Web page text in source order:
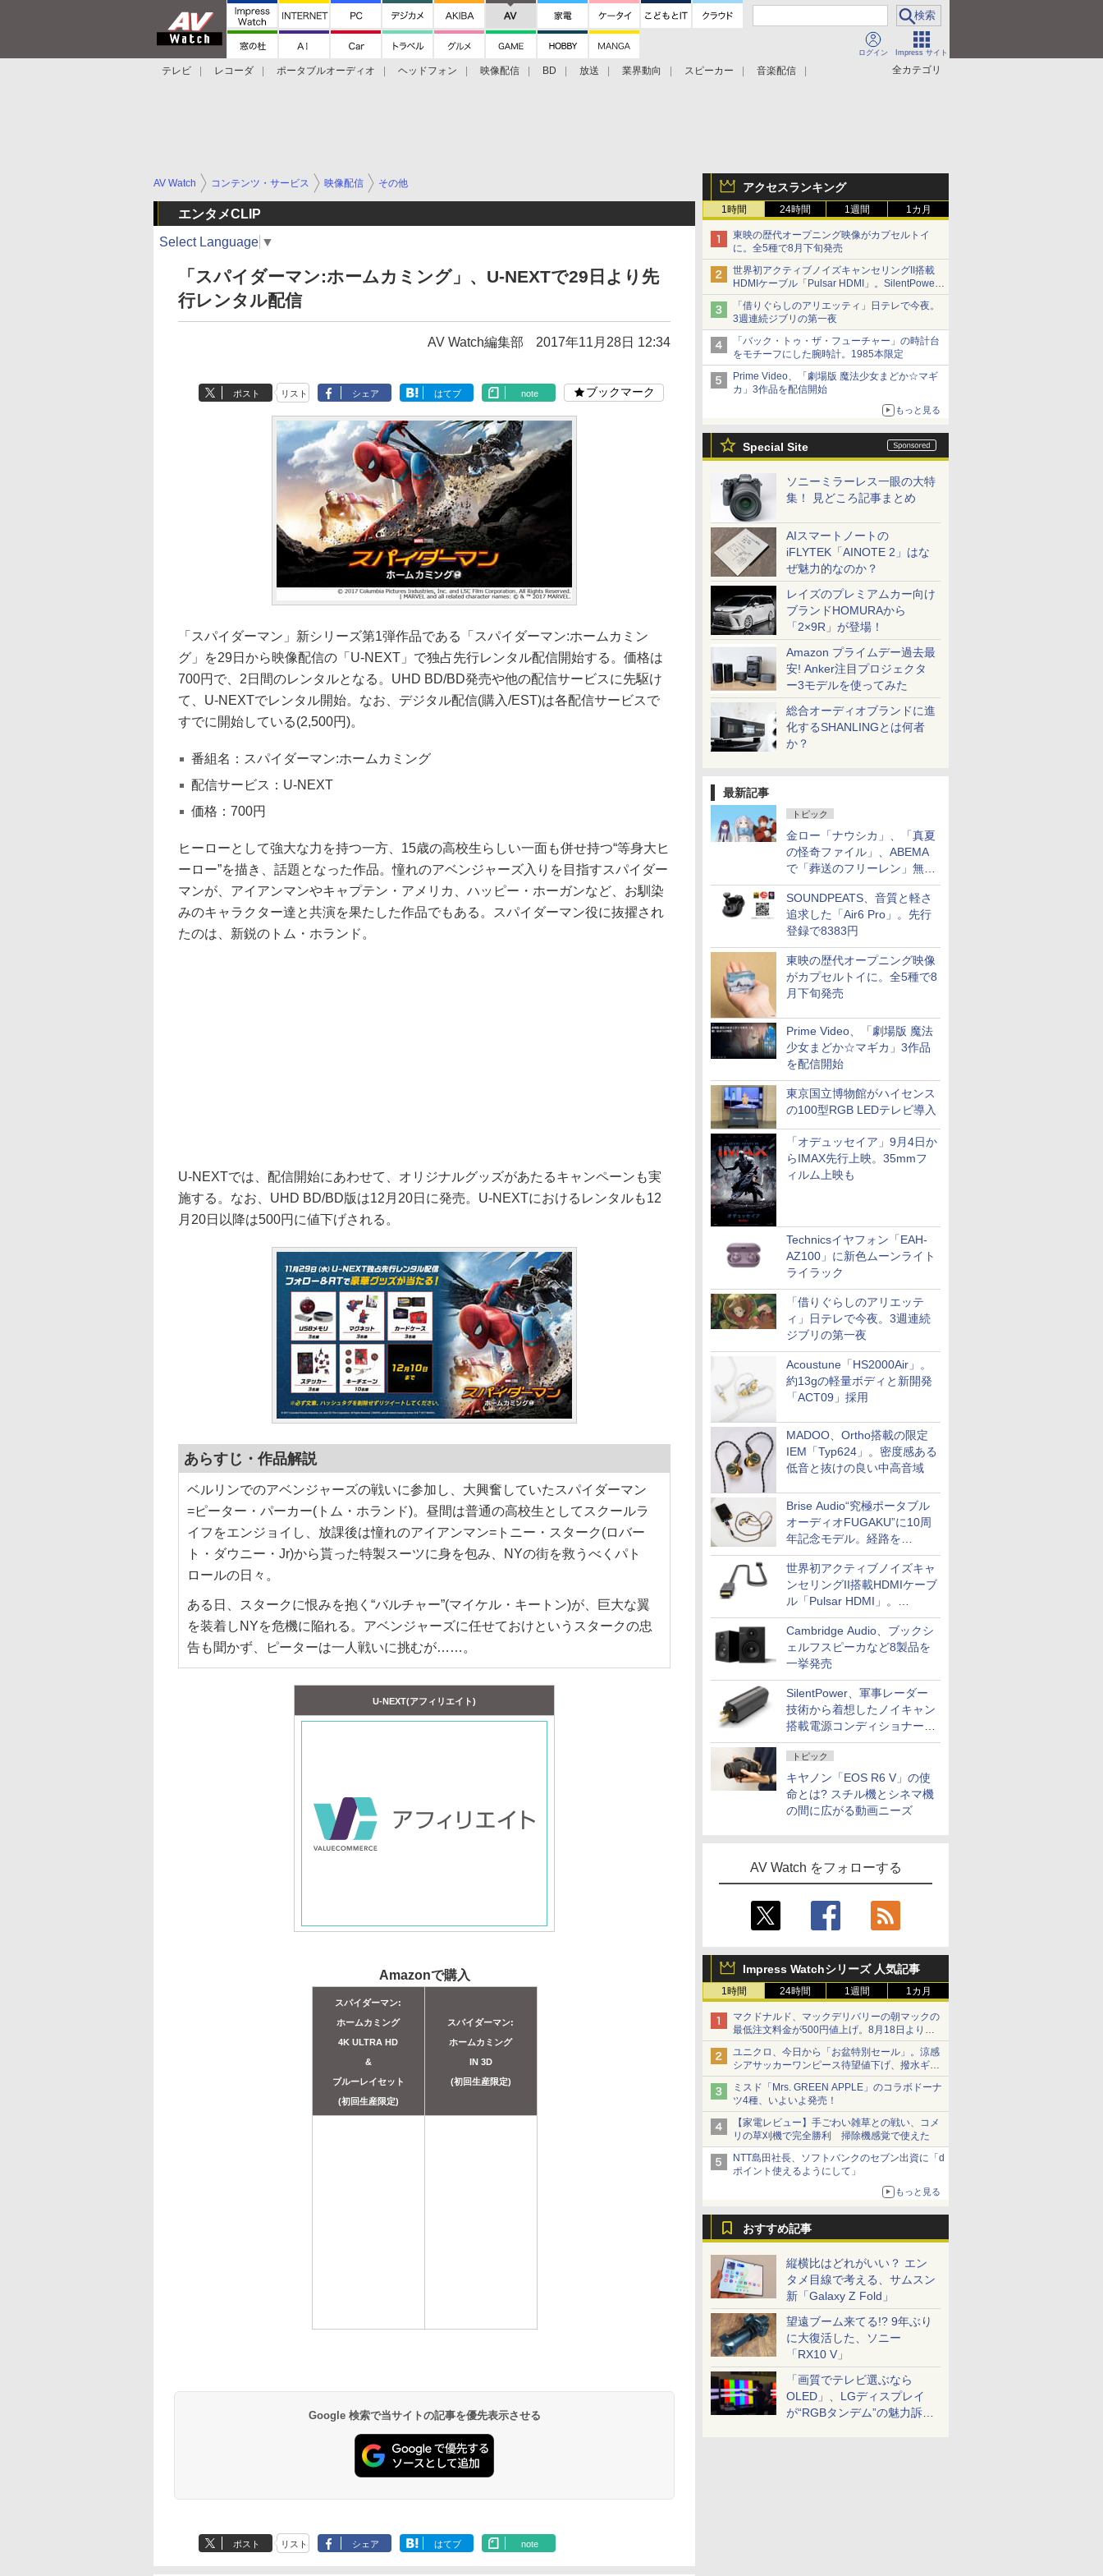
ログイン Impress サイト
全カテゴリ
テレビ レコーダ ポータブルオーディオ ヘッドフォン 映像配信 BD 放送 業界動向 スピーカー
音楽配信
アクセスランキング
1時間 24時間 1週間 1カ月
東映の歴代オープニング映像がカプセルトイ
に。全5種で8月下旬発売
世界初アクティブノイズキャンセリングII搭載
HDMIケーブル「Pulsar HDMI」。SilentPower
から
「借りぐらしのアリエッティ」日テレで今夜。
3週連続ジブリの第一夜
「バック・トゥ・ザ・フューチャー」の時計台
をモチーフにした腕時計。1985本限定
Prime Video、「劇場版 魔法少女まどか☆マギ
カ」3作品を配信開始
もっと見る
Special Site
ソニーミラーレス一眼の大特
集！ 見どころ記事まとめ
AIスマートノートの
iFLYTEK「AINOTE 2」はな
ぜ魅力的なのか？
レイズのプレミアムカー向け
ブランドHOMURAから
「2×9R」が登場！
Amazon プライムデー過去最
安! Anker注目プロジェクタ
ー3モデルを使ってみた
総合オーディオブランドに進
化するSHANLINGとは何者
か？
最新記事
トピック
金ロー「ナウシカ」、「真夏
の怪奇ファイル」、ABEMA
で「葬送のフリーレン」無料
配信など。夏の特番・配信情
報
SOUNDPEATS、音質と軽さ
追求した「Air6 Pro」。先行
登録で8383円
東映の歴代オープニング映像
がカプセルトイに。全5種で8
月下旬発売
Prime Video、「劇場版 魔法
少女まどか☆マギカ」3作品
を配信開始
東京国立博物館がハイセンス
の100型RGB LEDテレビ導入
「オデュッセイア」9月4日か
らIMAX先行上映。35mmフ
ィルム上映も
Technicsイヤフォン「EAH-
AZ100」に新色ムーンライト
ライラック
「借りぐらしのアリエッテ
ィ」日テレで今夜。3週連続
ジブリの第一夜
Acoustune「HS2000Air」。
約13gの軽量ボディと新開発
「ACT09」採用
MADOO、Ortho搭載の限定
IEM「Typ624」。密度感ある
低音と抜けの良い中高音域
Brise Audio“究極ポータブル
オーディオFUGAKU”に10周
年記念モデル。経路を
NISHIKIで統一。400万円
世界初アクティブノイズキャ
ンセリングII搭載HDMIケーブ
ル「Pulsar HDMI」。
SilentPowerから
Cambridge Audio、ブックシ
ェルフスピーカなど8製品を
一挙発売
SilentPower、軍事レーダー
技術から着想したノイキャン
搭載電源コンディショナー
「AC iPurifier2」
トピック
キヤノン「EOS R6 V」の使
命とは? スチル機とシネマ機
の間に広がる動画ニーズ
AV Watch をフォローする
Impress Watchシリーズ 人気記事
1時間 24時間 1週間 1カ月
マクドナルド、マックデリバリーの朝マックの
最低注文料金が500円値上げ。8月18日より
1,500円から受付
ユニクロ、今日から「お盆特別セール」。涼感
シアサッカーワンピース待望値下げ、撥水ギア
ショーツは1990円に
ミスド「Mrs. GREEN APPLE」のコラボドーナ
ツ4種、いよいよ発売！
【家電レビュー】手ごわい雑草との戦い、コメ
リの草刈機で完全勝利 掃除機感覚で使えた
NTT島田社長、ソフトバンクのセブン出資に「d
ポイント使えるようにして」
もっと見る
おすすめ記事
縦横比はどれがいい？ エン
タメ目線で考える、サムスン
新「Galaxy Z Fold」
望遠ブーム来てる!? 9年ぶり
に大復活した、ソニー
「RX10 V」
「画質でテレビ選ぶなら
OLED」、LGディスプレイ
が“RGBタンデム”の魅力訴
AV Watch コンテンツ・サービス 映像配信 その他
エンタメCLIP
Select Language ▼
「スパイダーマン:ホームカミング」、U-NEXTで29日より先
行レンタル配信
AV Watch編集部 2017年11月28日 12:34
ポスト リスト シェア はてブ note ブックマーク
「スパイダーマン」新シリーズ第1弾作品である「スパイダーマン:ホームカミン
グ」を29日から映像配信の「U-NEXT」で独占先行レンタル配信開始する。価格は
700円で、2日間のレンタルとなる。UHD BD/BD発売や他の配信サービスに先駆け
て、U-NEXTでレンタル開始。なお、デジタル配信(購入/EST)は各配信サービスで
すでに開始している(2,500円)。
番組名：スパイダーマン:ホームカミング
配信サービス：U-NEXT
価格：700円
ヒーローとして強大な力を持つ一方、15歳の高校生らしい一面も併せ持つ“等身大ヒ
ーロー”を描き、話題となった作品。憧れのアベンジャーズ入りを目指すスパイダー
マンが、アイアンマンやキャプテン・アメリカ、ハッピー・ホーガンなど、お馴染
みのキャラクター達と共演を果たした作品でもある。スパイダーマン役に抜擢され
たのは、新鋭のトム・ホランド。
U-NEXTでは、配信開始にあわせて、オリジナルグッズがあたるキャンペーンも実
施する。なお、UHD BD/BD版は12月20日に発売。U-NEXTにおけるレンタルも12
月20日以降は500円に値下げされる。
あらすじ・作品解説
ベルリンでのアベンジャーズの戦いに参加し、大興奮していたスパイダーマン
=ピーター・パーカー(トム・ホランド)。昼間は普通の高校生としてスクールラ
イフをエンジョイし、放課後は憧れのアイアンマン=トニー・スターク(ロバー
ト・ダウニー・Jr)から貰った特製スーツに身を包み、NYの街を救うべくパト
ロールの日々。
ある日、スタークに恨みを抱く“バルチャー”(マイケル・キートン)が、巨大な翼
を装着しNYを危機に陥れる。アベンジャーズに任せておけというスタークの忠
告も聞かず、ピーターは一人戦いに挑むが……。
U-NEXT(アフィリエイト)
Amazonで購入
スパイダーマン:
ホームカミング
4K ULTRA HD
&
ブルーレイセット
(初回生産限定)
スパイダーマン:
ホームカミング
IN 3D
(初回生産限定)
Google 検索で当サイトの記事を優先表示させる
ポスト リスト シェア はてブ note